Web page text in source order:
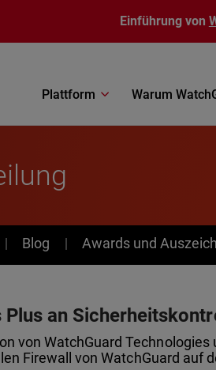
Einführung von
Plattform Warum
Blog Awards und
Plus an
von WatchGuard
Firewall von WatchGuard auf